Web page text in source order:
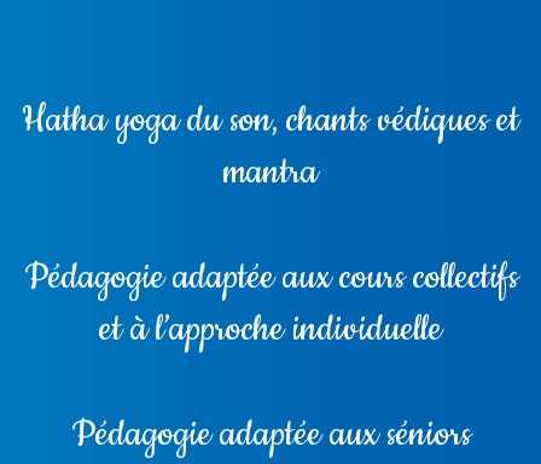
Hatha yoga du son, chants védiques et
mantra
Pédagogie adaptée aux cours collectifs
et à l’approche individuelle
Pédagogie adaptée aux séniors